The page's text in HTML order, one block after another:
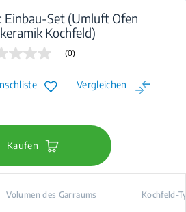
Einbau-Set (Umluft Ofen
Kochfeld)
(0)
Vergleichen
Kaufen
Volumen des Garraums Kochfeld-